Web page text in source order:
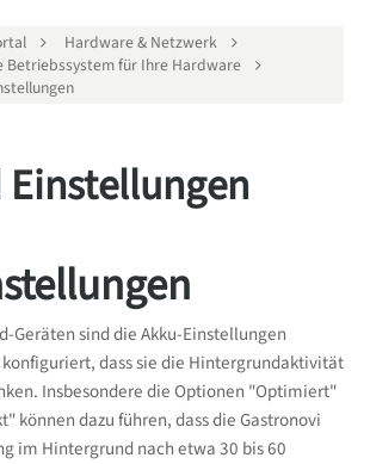
Hardware & Netzwerk
Betriebssystem für Ihre Hardware
Geräten sind die Akku-Einstellungen
dass sie die Hintergrundaktivität
Insbesondere die Optionen "Optimiert"
können dazu führen, dass die Gastronovi
im Hintergrund nach etwa 30 bis 60